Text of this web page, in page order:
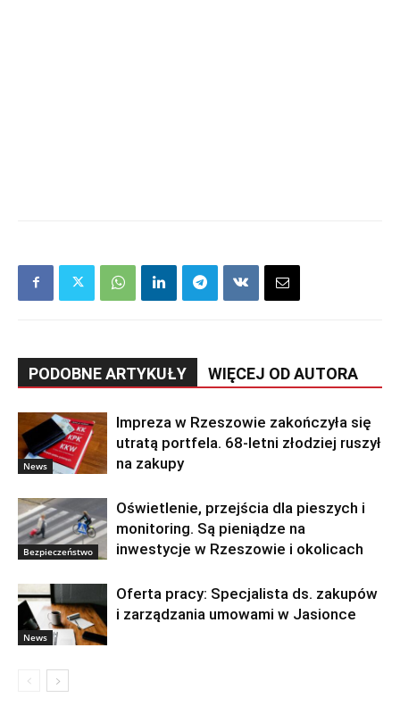
PODOBNE ARTYKUŁY WIĘCEJ OD AUTORA
News
Impreza w Rzeszowie zakończyła się
utratą portfela. 68-letni złodziej ruszył
na zakupy
Bezpieczeństwo
Oświetlenie, przejścia dla pieszych i
monitoring. Są pieniądze na
inwestycje w Rzeszowie i okolicach
News
Oferta pracy: Specjalista ds. zakupów
i zarządzania umowami w Jasionce